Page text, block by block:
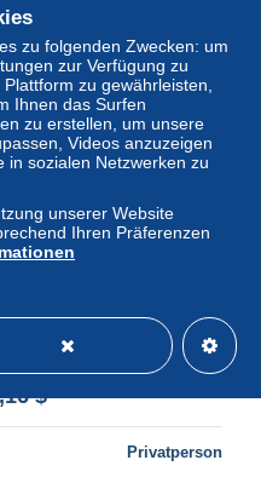
$
Privatperson
zu folgenden Zwecken: um
zur Verfügung zu
zu gewährleisten,
Ihnen das Surfen
zu erstellen, um unsere
Videos anzuzeigen
in sozialen Netzwerken zu
unserer Website
Ihren Präferenzen